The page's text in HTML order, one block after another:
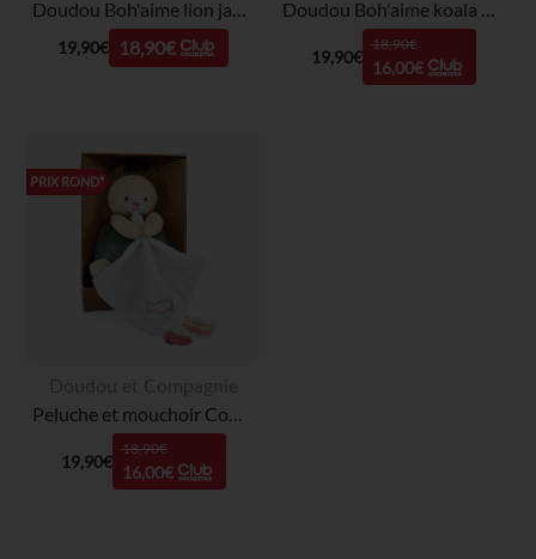
19,90€ 18,90€ 19,90€
18,90€
16,00€
PRIX ROND*
Peluche et mouchoir Couleurs Savane lion beige/vert
19,90€
18,90€
16,00€